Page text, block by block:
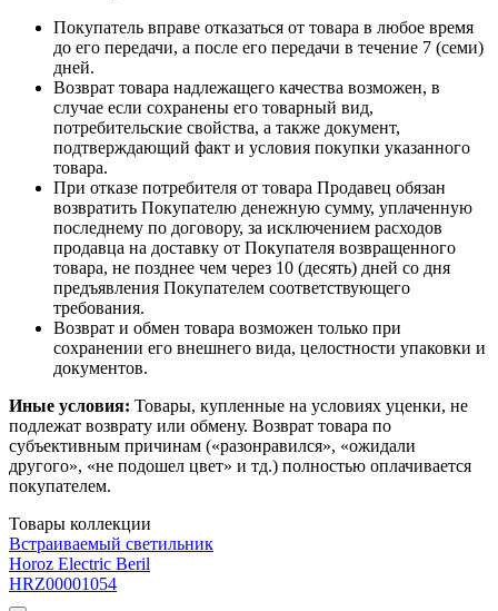
Покупатель вправе отказаться от товара в любое время
до его передачи, а после его передачи в течение 7 (семи)
дней.
Возврат товара надлежащего качества возможен, в
случае если сохранены его товарный вид,
потребительские свойства, а также документ,
подтверждающий факт и условия покупки указанного
товара.
При отказе потребителя от товара Продавец обязан
возвратить Покупателю денежную сумму, уплаченную
последнему по договору, за исключением расходов
продавца на доставку от Покупателя возвращенного
товара, не позднее чем через 10 (десять) дней со дня
предъявления Покупателем соответствующего
требования.
Возврат и обмен товара возможен только при
сохранении его внешнего вида, целостности упаковки и
документов.
Иные условия: Товары, купленные на условиях уценки, не
подлежат возврату или обмену. Возврат товара по
субъективным причинам («разонравился», «ожидали
другого», «не подошел цвет» и тд.) полностью оплачивается
покупателем.
Товары коллекции
Встраиваемый светильник
Horoz Electric Beril
HRZ00001054